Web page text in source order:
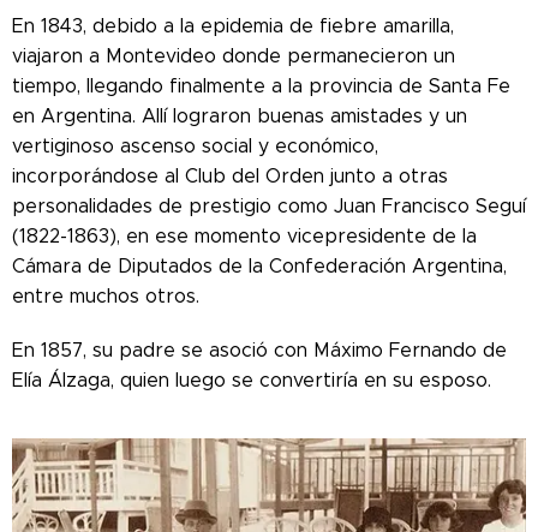
En 1843, debido a la epidemia de fiebre amarilla,
viajaron a Montevideo donde permanecieron un
tiempo, llegando finalmente a la provincia de Santa Fe
en Argentina. Allí lograron buenas amistades y un
vertiginoso ascenso social y económico,
incorporándose al Club del Orden junto a otras
personalidades de prestigio como Juan Francisco Seguí
(1822-1863), en ese momento vicepresidente de la
Cámara de Diputados de la Confederación Argentina,
entre muchos otros.
En 1857, su padre se asoció con Máximo Fernando de
Elía Álzaga, quien luego se convertiría en su esposo.